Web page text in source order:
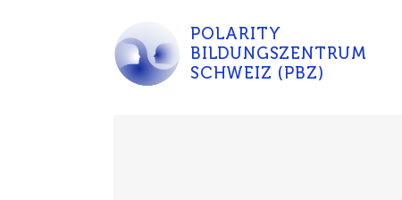
POLARITY
BILDUNGSZENTRUM
SCHWEIZ (PBZ)